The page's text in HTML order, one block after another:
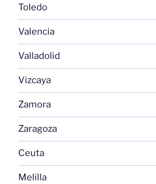
Toledo
Valencia
Valladolid
Vizcaya
Zamora
Zaragoza
Ceuta
Melilla